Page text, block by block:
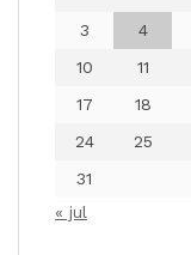
3
4
10
11
17
18
24
25
31
« jul